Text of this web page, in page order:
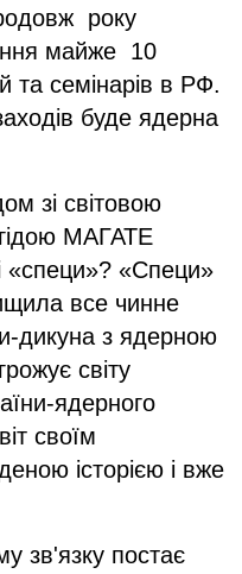
року
майже 10
та семінарів в РФ.
буде ядерна
зі світовою
МАГАТЕ
«специ»? «Специ»
все чинне
дикуна з ядерною
світу
ядерного
своїм
історією і вже
зв'язку постає